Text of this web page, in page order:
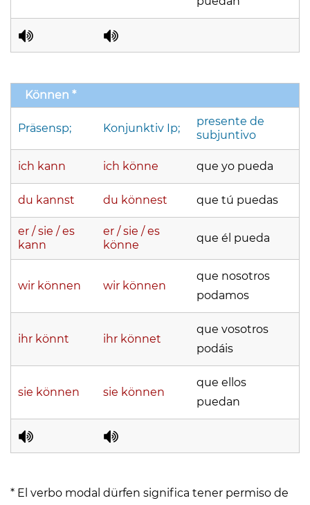
Können *
Präsensp; Konjunktiv Ip;
presente de
subjuntivo
ich kann ich könne que yo pueda
du kannst du könnest que tú puedas
er / sie / es
kann
er / sie / es
könne
que él pueda
wir können wir können
que nosotros
podamos
ihr könnt ihr könnet
que vosotros
podáis
sie können sie können
que ellos
puedan
* El verbo modal dürfen significa tener permiso de